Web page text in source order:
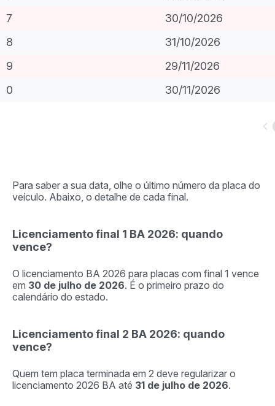
7
30/10/2026
8
31/10/2026
9
29/11/2026
0
30/11/2026
Para saber a sua data, olhe o último número da placa do
veículo. Abaixo, o detalhe de cada final.
Licenciamento final 1 BA 2026: quando
vence?
O licenciamento BA 2026 para placas com final 1 vence
em 30 de julho de 2026. É o primeiro prazo do
calendário do estado.
Licenciamento final 2 BA 2026: quando
vence?
Quem tem placa terminada em 2 deve regularizar o
licenciamento 2026 BA até 31 de julho de 2026.